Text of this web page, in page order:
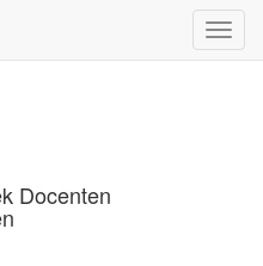
Docenten